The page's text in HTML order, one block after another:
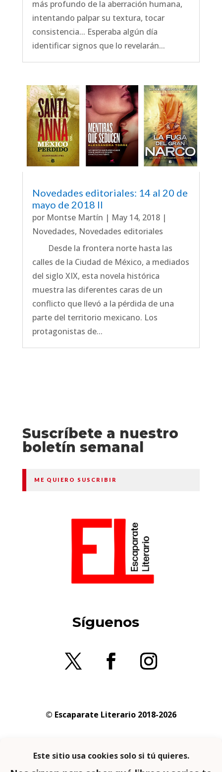
más profundo de la aberración humana,
intentando palpar su textura, tocar
consistencia... Esperaba algún día
identificar signos que lo revelarán...
Novedades editoriales: 14 al 20 de
mayo de 2018 II
por Montse Martín | May 14, 2018|
Novedades, Novedades editoriales
Desde la frontera norte hasta las
calles de la Ciudad de México, a mediados
del siglo XIX, esta novela histórica
muestra las diferentes caras de un
conflicto que llevó a la pérdida de una
parte del territorio mexicano. Los
protagonistas de...
Suscríbete a nuestro
boletín semanal
ME QUIERO SUSCRIBIR
Síguenos
© Escaparate Literario 2018-2026
privacidad